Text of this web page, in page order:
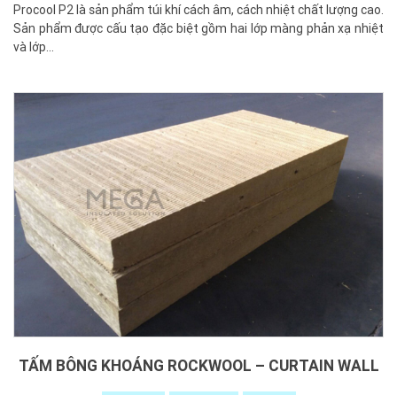
Procool P2 là sản phẩm túi khí cách âm, cách nhiệt chất lượng cao.
Sản phẩm được cấu tạo đặc biệt gồm hai lớp màng phản xạ nhiệt
và lớp...
TẤM BÔNG KHOÁNG ROCKWOOL – CURTAIN WALL